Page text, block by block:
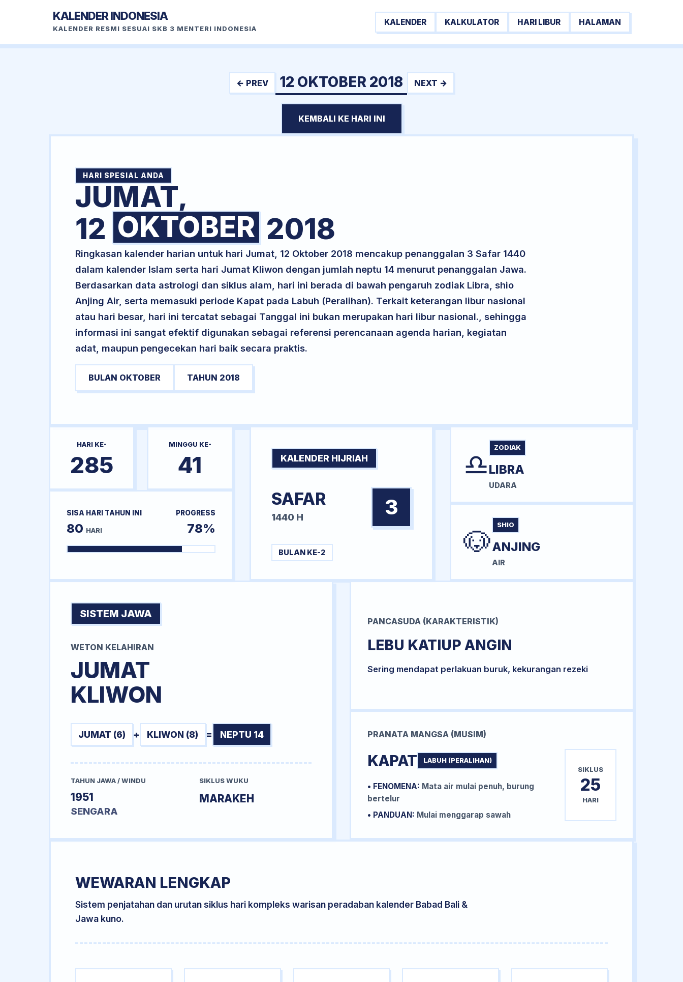
KALENDER INDONESIA
KALENDER RESMI SESUAI SKB 3 MENTERI INDONESIA
KALENDER KALKULATOR HARI LIBUR HALAMAN
← PREV 12 OKTOBER 2018 NEXT →
KEMBALI KE HARI INI
HARI SPESIAL ANDA
JUMAT,
12 OKTOBER 2018
Ringkasan kalender harian untuk hari Jumat, 12 Oktober 2018 mencakup penanggalan 3 Safar 1440
dalam kalender Islam serta hari Jumat Kliwon dengan jumlah neptu 14 menurut penanggalan Jawa.
Berdasarkan data astrologi dan siklus alam, hari ini berada di bawah pengaruh zodiak Libra, shio
Anjing Air, serta memasuki periode Kapat pada Labuh (Peralihan). Terkait keterangan libur nasional
atau hari besar, hari ini tercatat sebagai Tanggal ini bukan merupakan hari libur nasional., sehingga
informasi ini sangat efektif digunakan sebagai referensi perencanaan agenda harian, kegiatan
adat, maupun pengecekan hari baik secara praktis.
BULAN OKTOBER TAHUN 2018
HARI KE-
285
MINGGU KE-
41
SISA HARI TAHUN INI
80 HARI
PROGRESS
78%
KALENDER HIJRIAH
SAFAR
1440 H 3
BULAN KE-2
♎ ZODIAK
LIBRA
UDARA
🐶 SHIO
ANJING
AIR
SISTEM JAWA
WETON KELAHIRAN
JUMAT
KLIWON
JUMAT (6) + KLIWON (8) = NEPTU 14
TAHUN JAWA / WINDU
1951
SENGARA
SIKLUS WUKU
MARAKEH
PANCASUDA (KARAKTERISTIK)
LEBU KATIUP ANGIN
Sering mendapat perlakuan buruk, kekurangan rezeki
PRANATA MANGSA (MUSIM)
KAPAT LABUH (PERALIHAN)
• FENOMENA: Mata air mulai penuh, burung
bertelur
• PANDUAN: Mulai menggarap sawah
SIKLUS
25
HARI
WEWARAN LENGKAP
Sistem penjatahan dan urutan siklus hari kompleks warisan peradaban kalender Babad Bali &
Jawa kuno.